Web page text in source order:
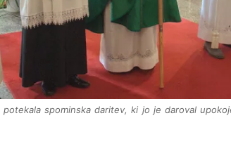
spominska daritev, ki jo je daroval